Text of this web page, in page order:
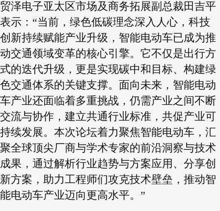
贸泽电子亚太区市场及商务拓展副总裁田吉平
表示：“当前，绿色低碳理念深入人心，科技
创新持续赋能产业升级，智能电动车已成为推
动交通领域变革的核心引擎。它不仅是出行方
式的迭代升级，更是实现碳中和目标、构建绿
色交通体系的关键支撑。面向未来，智能电动
车产业还面临着多重挑战，仍需产业之间不断
交流与协作，建立共通行业标准，共促产业可
持续发展。本次论坛着力聚焦智能电动车，汇
聚全球顶尖厂商与学术专家的前沿洞察与技术
成果，通过解析行业趋势与方案应用、分享创
新方案，助力工程师们攻克技术壁垒，推动智
能电动车产业迈向更高水平。”